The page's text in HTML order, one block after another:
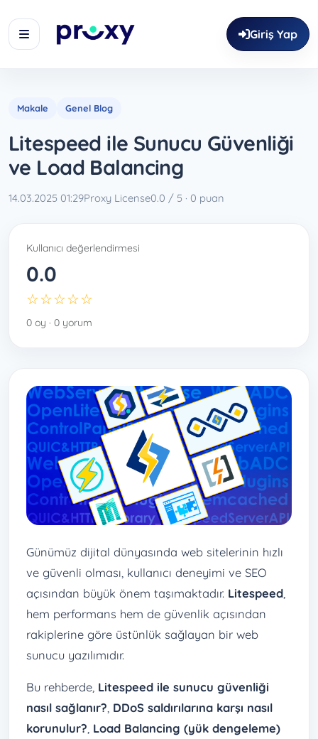
Giriş Yap
Makale Genel Blog
Litespeed ile Sunucu Güvenliği
ve Load Balancing
14.03.2025 01:29Proxy License0.0 / 5 · 0 puan
Kullanıcı değerlendirmesi
0.0
☆☆☆☆☆
0 oy · 0 yorum
Günümüz dijital dünyasında web sitelerinin hızlı
ve güvenli olması, kullanıcı deneyimi ve SEO
açısından büyük önem taşımaktadır. Litespeed
hem performans hem de güvenlik açısından
rakiplerine göre üstünlük sağlayan bir web
sunucu yazılımıdır.
Bu rehberde, Litespeed ile sunucu güvenliği
nasıl sağlanır? DDoS saldırılarına karşı nasıl
korunulur? Load Balancing (yük dengeleme)